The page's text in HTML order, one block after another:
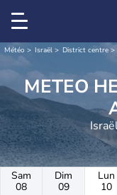
Météo Israël District centre
METEO
Sam
08
Dim
09
Lun
10